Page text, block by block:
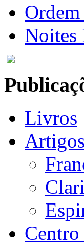
Noites
Livros
Artigos